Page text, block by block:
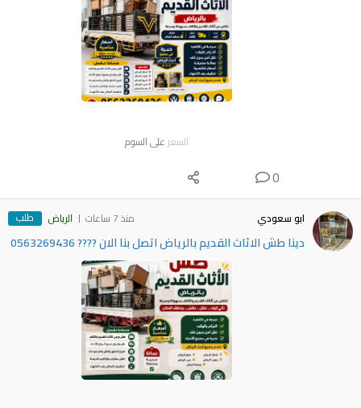
السعر على السوم
0
ابو سعودي منذ 7 ساعات الرياض طلب
دينا طش الاثاث القديم بالرياض اتصل بنا الان ???? 0563269436